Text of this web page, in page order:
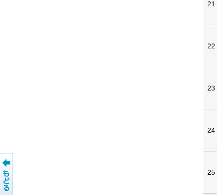
21
22
23
24
25